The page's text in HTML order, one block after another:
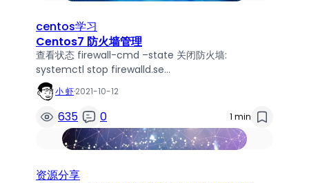
centos学习
Centos7 防火墙管理
查看状态 firewall-cmd –state 关闭防火墙:
systemctl stop firewalld.se…
小 虾·2021-10-12
635 0 1 min
资源分享